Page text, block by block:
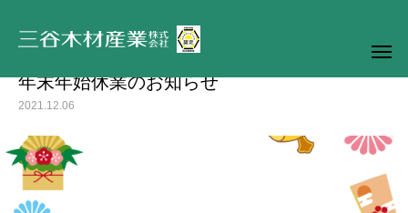
年末年始休業のお知らせ
2021.12.06